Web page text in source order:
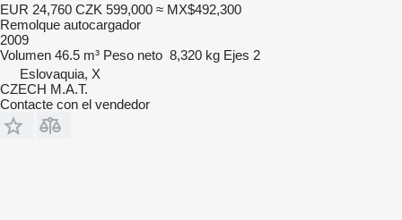
EUR 24,760 CZK 599,000 ≈ MX$492,300
Remolque autocargador
2009
Volumen 46.5 m³ Peso neto 8,320 kg Ejes 2
Eslovaquia, X
CZECH M.A.T.
Contacte con el vendedor